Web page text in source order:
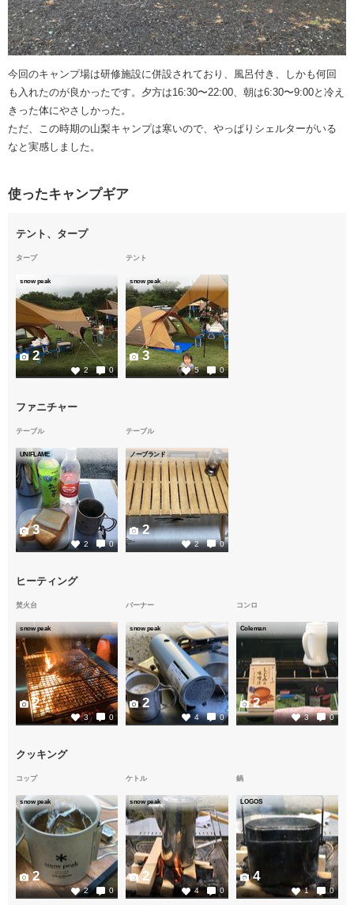
今回のキャンプ場は研修施設に併設されており、風呂付き、しかも何回
も入れたのが良かったです。夕方は16:30〜22:00、朝は6:30〜9:00と冷え
きった体にやさしかった。
ただ、この時期の山梨キャンプは寒いので、やっぱりシェルターがいる
なと実感しました。
使ったキャンプギア
テント、タープ
タープ
snow peak
2 0
2
テント
snow peak
5 0
3
ファニチャー
テーブル
UNIFLAME
2 0
3
テーブル
ノーブランド
2 0
2
ヒーティング
焚火台
snow peak
3 0
2
バーナー
snow peak
4 0
2
コンロ
Coleman
3 0
2
クッキング
コップ
snow peak
2 0
2
ケトル
snow peak
4 0
2
鍋
LOGOS
1 0
4